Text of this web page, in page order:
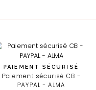
PAIEMENT SÉCURISÉ
Paiement sécurisé CB -
PAYPAL - ALMA